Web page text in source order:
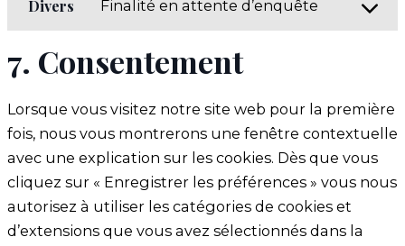
service
youtube
Divers Finalité en attente d’enquête
Consent
7. Consentement
Lorsque vous visitez notre site web pour la première
fois, nous vous montrerons une fenêtre contextuelle
avec une explication sur les cookies. Dès que vous
cliquez sur « Enregistrer les préférences » vous nous
autorisez à utiliser les catégories de cookies et
d’extensions que vous avez sélectionnés dans la